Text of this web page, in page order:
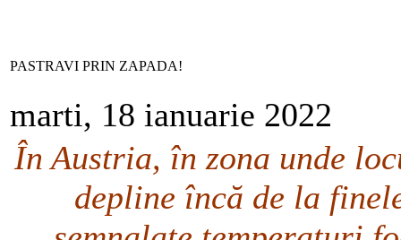
PASTRAVI PRIN ZAPADA!
marti, 18 ianuarie 2022
În Austria, în zona unde
depline încă de la